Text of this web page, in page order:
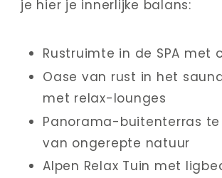
je hier je innerlijke balans:
Rustruimte in de SPA met
Oase van rust in het
met relax-lounges
Panorama-buitenterras
van ongerepte natuur
Alpen Relax Tuin met